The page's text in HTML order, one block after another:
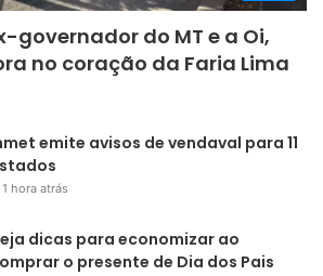
governador do MT e a Oi,
no coração da Faria Lima
emite avisos de vendaval para 11
1 hora atrás
dicas para economizar ao
o presente de Dia dos Pais